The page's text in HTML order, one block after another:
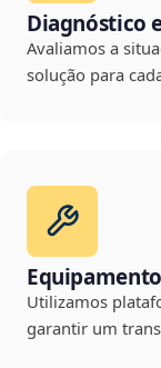
Diagnóstico
Avaliamos a
solução para
Utilizamos
garantir um